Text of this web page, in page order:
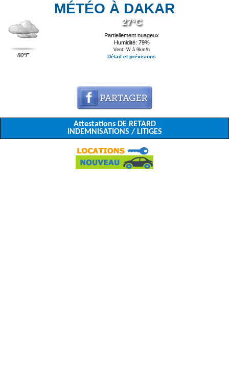
MÉTÉO À DAKAR
80°F
27°C
Partiellement nuageux
Humidité: 79%
Vent: W à 9km/h
Détail et prévisions
Attestations DE RETARD
INDEMNISATIONS / LITIGES